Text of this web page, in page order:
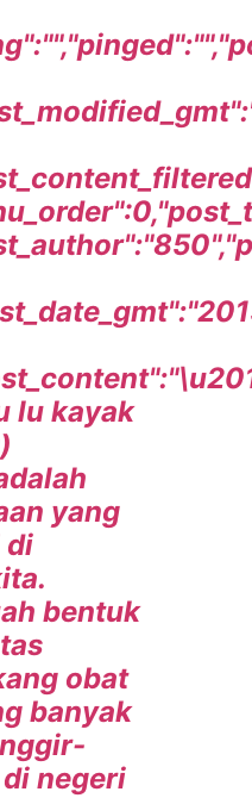
lu kayak
yang
di
bentuk
obat
banyak
negeri